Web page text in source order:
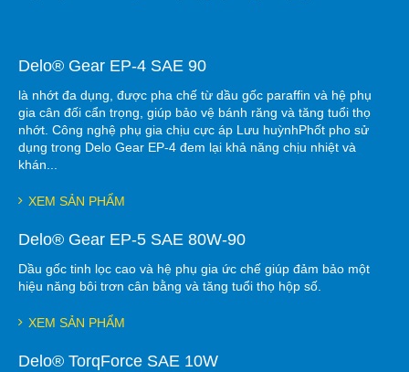
Delo® Gear EP-4 SAE 90
là nhớt đa dụng, được pha chế từ dầu gốc paraffin và hệ phụ
gia cân đối cẩn trọng, giúp bảo vệ bánh răng và tăng tuổi thọ
nhớt. Công nghệ phụ gia chịu cực áp Lưu huỳnhPhốt pho sử
dụng trong Delo Gear EP-4 đem lại khả năng chịu nhiệt và
khán...
XEM SẢN PHẨM
Delo® Gear EP-5 SAE 80W-90
Dầu gốc tinh lọc cao và hệ phụ gia ức chế giúp đảm bảo một
hiệu năng bôi trơn cân bằng và tăng tuổi thọ hộp số.
XEM SẢN PHẨM
Delo® TorqForce SAE 10W